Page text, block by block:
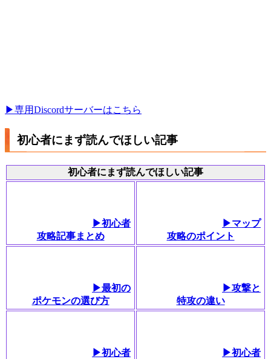
▶︎専用Discordサーバーはこちら
初心者にまず読んでほしい記事
初心者にまず読んでほしい記事
▶︎初心者
攻略記事まとめ
▶マップ
攻略のポイント
▶最初の
ポケモンの選び方
▶︎攻撃と
特攻の違い
▶初心者
▶初心者